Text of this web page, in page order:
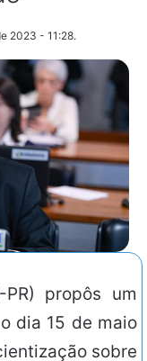
2023 - 11:28.
propôs um
dia 15 de maio
sobre